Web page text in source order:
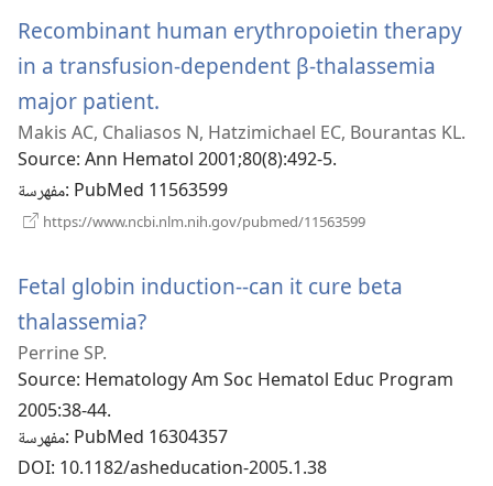
Recombinant human erythropoietin therapy
in a transfusion-dependent β-thalassemia
major patient.
نافذة
جديدة)
Makis AC, Chaliasos N, Hatzimichael EC, Bourantas KL.
Source‎: Ann Hematol 2001;80(8):492-5.
مفهرسة‎: PubMed 11563599
https://www.ncbi.nlm.nih.gov/pubmed/11563599
Fetal globin induction--can it cure beta
thalassemia?
جديدة)
Perrine SP.
Source‎: Hematology Am Soc Hematol Educ Program
2005:38-44.
مفهرسة‎: PubMed 16304357
DOI‎: 10.1182/asheducation-2005.1.38